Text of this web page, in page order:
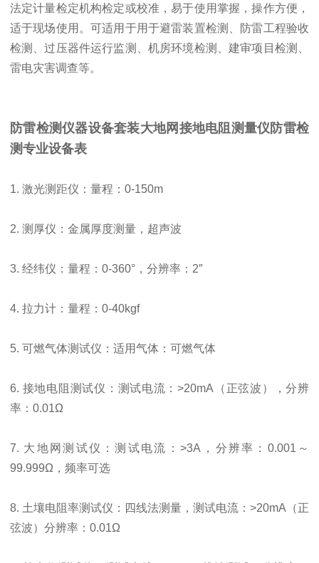
法定计量检定机构检定或校准，易于使用掌握，操作方便，
适于现场使用。可适用于用于避雷装置检测、防雷工程验收
检测、过压器件运行监测、机房环境检测、建审项目检测、
雷电灾害调查等。
防雷检测仪器设备套装大地网接地电阻测量仪 防雷检
测专业设备表
1. 激光测距仪：量程：0-150m
2. 测厚仪：金属厚度测量，超声波
3. 经纬仪：量程：0-360°，分辨率：2″
4. 拉力计：量程：0-40kgf
5. 可燃气体测试仪：适用气体：可燃气体
6. 接地电阻测试仪：测试电流：>20mA（正弦波），分辨
率：0.01Ω
7. 大地网测试仪：测试电流：>3A，分辨率：0.001～
99.999Ω，频率可选
8. 土壤电阻率测试仪：四线法测量，测试电流：>20mA（正
弦波）分辨率：0.01Ω